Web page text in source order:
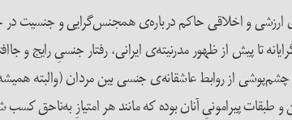
ارزشی و اخلاقی حاکم درباره‌ی همجنس‌گرایی و جنسیت
پیش از ظهور مدرنیته‌ی ایرانی، رفتار جنسیِ رایج و
چشم‌پوشی از روابط عاشقانه‌ی جنسی بین مردان (والبته
پیرامونیِ آنان بوده که مانند هر امتیازِ به‌ناحق کسب